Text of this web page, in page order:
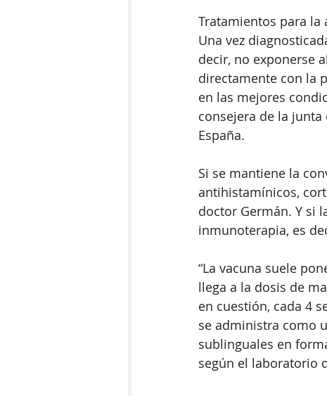
Tratamientos para la
Una vez
decir, no exponerse
directamente con la
en las mejores
consejera de la junta
España.
Si se mantiene la
antihistamínicos,
doctor Germán. Y si
inmunoterapia, es
“La vacuna suele
llega a la dosis de
en cuestión, cada 4
se administra como
sublinguales en
según el laboratorio